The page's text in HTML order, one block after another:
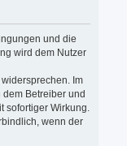
und die
wird dem Nutzer
Im
Betreiber und
sofortiger Wirkung.
wenn der